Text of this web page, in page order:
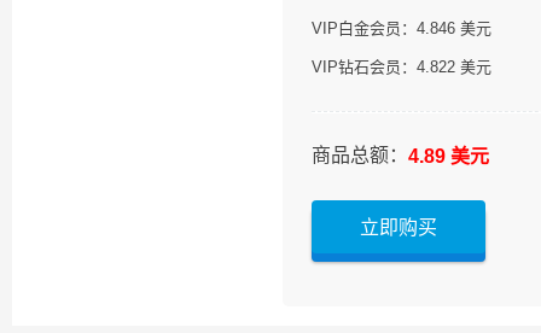
VIP白金会员：4.846 美元
VIP钻石会员：4.822 美元
商品总额： 4.89 美元
立即购买